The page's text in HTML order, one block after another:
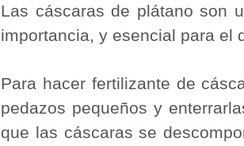
Las cáscaras de plátano son
importancia, y esencial para el
Para hacer fertilizante de
pedazos pequeños y
que las cáscaras se